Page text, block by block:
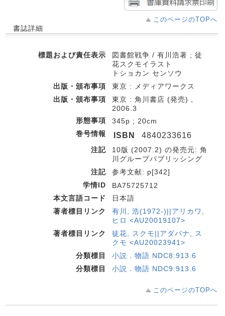
このページのTOPへ
書誌詳細
標題および責任表示
図書館戦争 / 有川浩著 ; 徒
花スクモイラスト
トショカン センソウ
出版・頒布事項
東京 : メディアワークス
出版・頒布事項
東京 : 角川書店 (発売) ,
2006.3
形態事項
345p ; 20cm
巻号情報
ISBN 4840233616
注記
10版 (2007.2) の発売元: 角
川グループパブリッシング
注記
参考文献: p[342]
学情ID
BA75725712
本文言語コード
日本語
著者標目リンク
有川, 浩(1972-)||アリカワ,
ヒロ <AU20019107>
著者標目リンク
徒花, スクモ||アダバナ, ス
クモ <AU20023941>
分類標目
小説．物語 NDC8:913.6
分類標目
小説．物語 NDC9:913.6
このページのTOPへ